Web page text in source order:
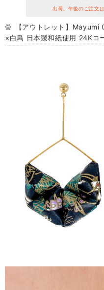
出荷、午後のご注文
【アウトレット】
×白鳥 日本製和紙使用 24Kコ